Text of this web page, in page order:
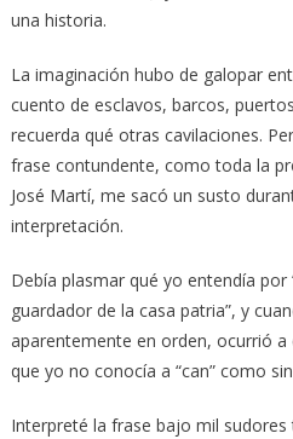
una historia.
La imaginación hubo de galopar
cuento de esclavos, barcos,
recuerda qué otras cavilaciones.
frase contundente, como toda la
José Martí, me sacó un susto
interpretación.
Debía plasmar qué yo entendía por
guardador de la casa patria”, y
aparentemente en orden, ocurrió
que yo no conocía a “can” como
Interpreté la frase bajo mil